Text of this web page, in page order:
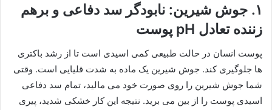
۱. ​جوش شیرین: نابودگر سد دفاعی و برهم
زننده تعادل pH پوست
​پوست انسان در حالت طبیعی کمی اسیدی است تا از رشد باکتری
ها جلوگیری کند. جوش شیرین یک ماده به شدت قلیایی است. وقتی
شما جوش شیرین را روی صورت خود می مالید، تمام سد دفاعی
اسیدی پوست را از بین می برید. نتیجه این کار خشکی شدید، پیری